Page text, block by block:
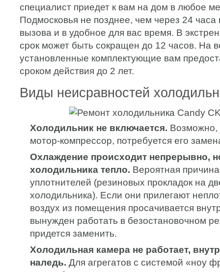
специалист приедет к вам на дом в любое
Подмосковья не позднее, чем через 24 часа
вызова и в удобное для вас время. В
срок может быть сокращен до 12 часов. На
установленные комплектующие вам
сроком действия до 2 лет.
Виды неисравностей
Холодильник не включается. Возможно,
мотор-компрессор, потребуется его
Охлаждение происходит непрерывно,
холодильника тепло. Вероятная
уплотнителей (резиновых прокладок на
холодильника). Если они прилегают
воздух из помещения просачивается
вынужден работать в безостановочном
придется заменить.
Холодильная камера не работает,
наледь. Для агрегатов с системой «ноу